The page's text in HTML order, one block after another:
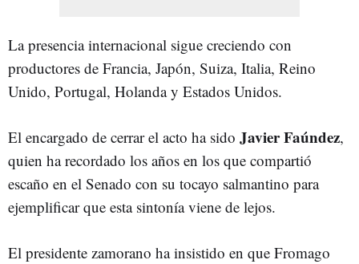
La presencia internacional sigue creciendo con
productores de Francia, Japón, Suiza, Italia, Reino
Unido, Portugal, Holanda y Estados Unidos.
El encargado de cerrar el acto ha sido Javier Faúndez,
quien ha recordado los años en los que compartió
escaño en el Senado con su tocayo salmantino para
ejemplificar que esta sintonía viene de lejos.
El presidente zamorano ha insistido en que Fromago